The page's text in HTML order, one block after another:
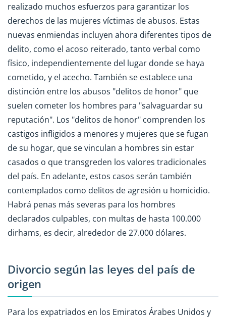
realizado muchos esfuerzos para garantizar los
derechos de las mujeres víctimas de abusos. Estas
nuevas enmiendas incluyen ahora diferentes tipos de
delito, como el acoso reiterado, tanto verbal como
físico, independientemente del lugar donde se haya
cometido, y el acecho. También se establece una
distinción entre los abusos "delitos de honor" que
suelen cometer los hombres para "salvaguardar su
reputación". Los "delitos de honor" comprenden los
castigos infligidos a menores y mujeres que se fugan
de su hogar, que se vinculan a hombres sin estar
casados o que transgreden los valores tradicionales
del país. En adelante, estos casos serán también
contemplados como delitos de agresión u homicidio.
Habrá penas más severas para los hombres
declarados culpables, con multas de hasta 100.000
dirhams, es decir, alrededor de 27.000 dólares.
Divorcio según las leyes del país de
origen
Para los expatriados en los Emiratos Árabes Unidos y